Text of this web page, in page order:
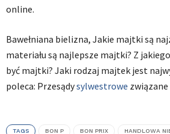
online.
Bawełniana bielizna, Jakie majtki są
materiału są najlepsze majtki? Z
być majtki? Jaki rodzaj majtek jest
poleca: Przesądysylwestrowe związane
TAGS BON P BON PRIX HANDLOWA